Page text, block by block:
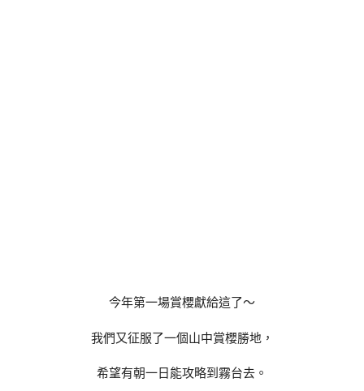
今年第一場賞櫻獻給這了～
我們又征服了一個山中賞櫻勝地，
希望有朝一日能攻略到霧台去。